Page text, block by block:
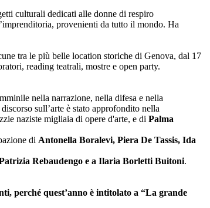
culturali dedicati alle donne di respiro
provenienti da tutto il mondo. Ha
tra le più belle location storiche di Genova, dal 17
reading teatrali, mostre e open party.
nella narrazione, nella difesa e nella
sull’arte è stato approfondito nella
naziste migliaia di opere d'arte, e di Palma
di Antonella Boralevi, Piera De Tassis, Ida
Rebaudengo e a Ilaria Borletti Buitoni.
perché quest’anno è intitolato a “La grande